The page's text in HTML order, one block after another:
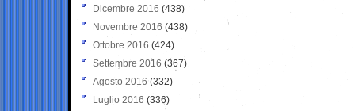
Dicembre 2016 (438)
Novembre 2016 (438)
Ottobre 2016 (424)
Settembre 2016 (367)
Agosto 2016 (332)
Luglio 2016 (336)